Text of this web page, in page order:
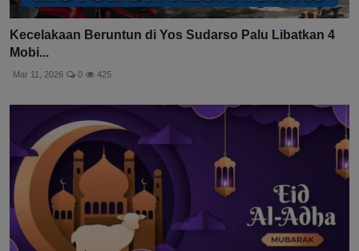
Kecelakaan Beruntun di Yos Sudarso Palu Libatkan 4
Mobi...
Mar 11, 2026 0 425